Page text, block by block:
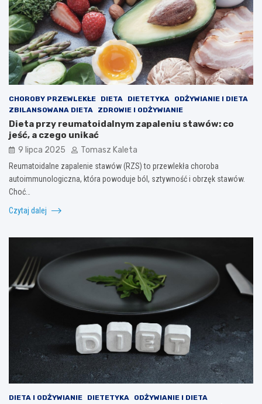
CHOROBY PRZEWLEKŁE DIETA DIETETYKA
ODŻYWIANIE I DIETA
ZBILANSOWANA DIETA
ZDROWIE I ODŻYWIANIE
Dieta przy reumatoidalnym zapaleniu stawów: co
jeść, a czego unikać
9 lipca 2025 Tomasz Kaleta
Reumatoidalne zapalenie stawów (RZS) to przewlekła choroba
autoimmunologiczna, która powoduje ból, sztywność i obrzęk stawów.
Choć…
Czytaj dalej
DIETA I ODŻYWIANIE DIETETYKA
ODŻYWIANIE I DIETA